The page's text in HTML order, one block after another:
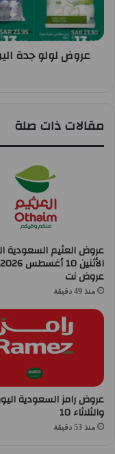
مقالات ذات صلة
عروض العثيم السعودية
عروض نت
منذ 49 دقيقة
عروض رامز السعودية
والثلاثاء 10
منذ 53 دقيقة